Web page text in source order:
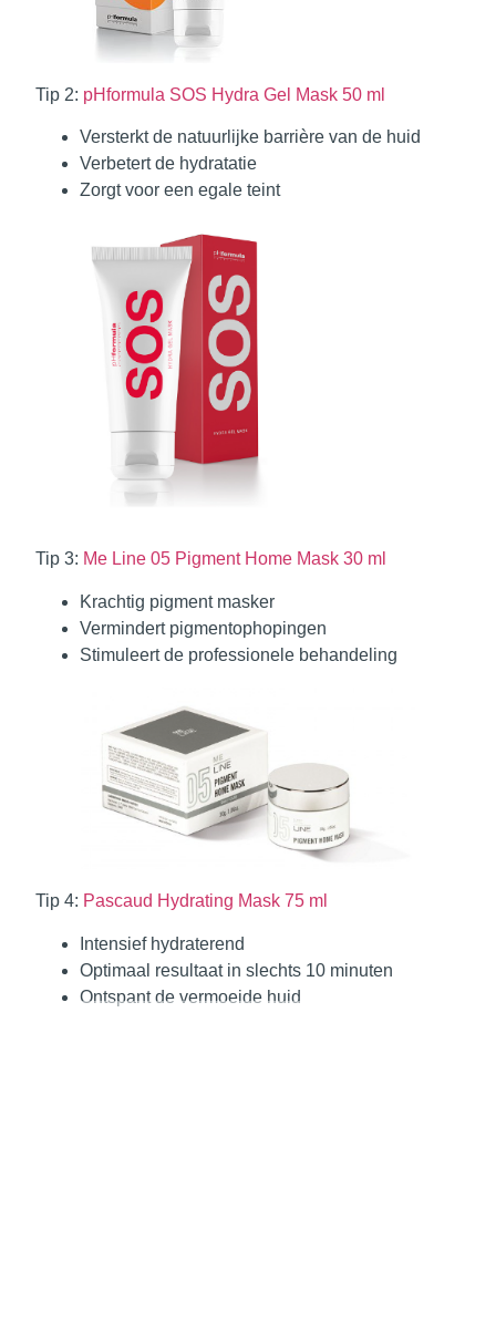
Tip 2: pHformula SOS Hydra Gel Mask 50 ml
Versterkt de natuurlijke barrière van de huid
Verbetert de hydratatie
Zorgt voor een egale teint
Tip 3: Me Line 05 Pigment Home Mask 30 ml
Krachtig pigment masker
Vermindert pigmentophopingen
Stimuleert de professionele behandeling
Tip 4: Pascaud Hydrating Mask 75 ml
Intensief hydraterend
Optimaal resultaat in slechts 10 minuten
Ontspant de vermoeide huid